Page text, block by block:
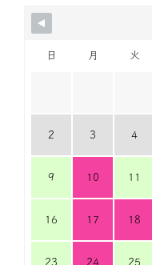
日 月 火
2 3 4
9 10 11
16 17 18
23 24 25